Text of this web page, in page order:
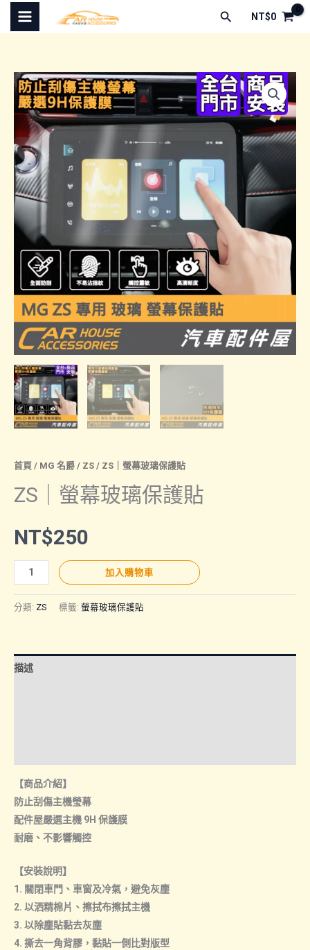
搜
尋
NT$0
首頁 / MG 名爵 / ZS / ZS｜螢幕玻璃保護貼
ZS｜螢幕玻璃保護貼
NT$250
｜
螢
璃
保
加入購物車
分類: ZS 標籤: 螢幕玻璃保護貼
描述
【商品介紹】
防止刮傷主機瑩幕
配件屋嚴選主機 9H 保護膜
耐磨、不影響觸控
【安裝說明】
1. 關閉車門、車窗及冷氣，避免灰塵
2. 以洒精棉片、擦拭布擦拭主機
3. 以除塵貼黏去灰塵
4. 撕去一角背膠，黏貼一側比對版型